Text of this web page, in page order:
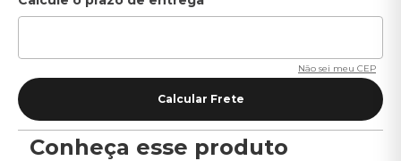
Não sei meu CEP
Conheça esse produto